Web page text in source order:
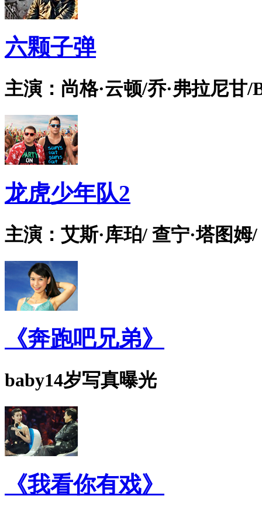
六颗子弹
主演：尚格·云顿/乔·弗拉尼甘/
龙虎少年队2
主演：艾斯·库珀/ 查宁·塔图姆/
《奔跑吧兄弟》
baby14岁写真曝光
《我看你有戏》